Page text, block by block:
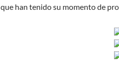
que han tenido su momento de